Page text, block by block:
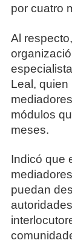
por cuatro
Al
Leal, quien
módulos
meses.
Indicó que
puedan